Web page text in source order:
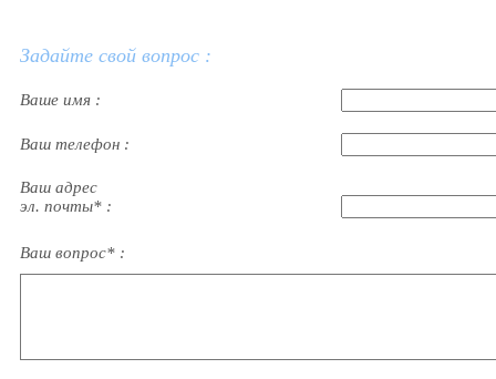
Задайте свой вопрос :
Ваше имя :
Ваш телефон :
Ваш адрес
эл. почты* :
Ваш вопрос* :